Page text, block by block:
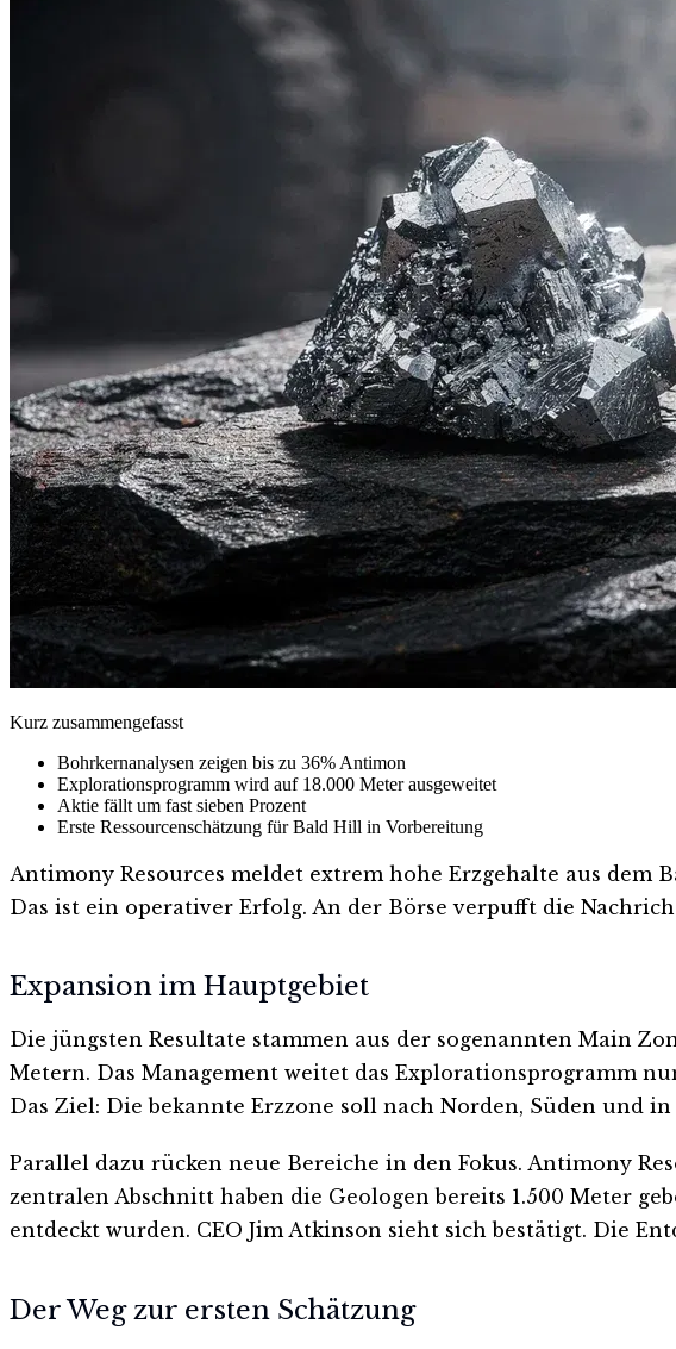
Kurz zusammengefasst
Bohrkernanalysen zeigen bis zu 36% Antimon
Explorationsprogramm wird auf 18.000 Meter ausgeweitet
Aktie fällt um fast sieben Prozent
Erste Ressourcenschätzung für Bald Hill in Vorbereitung
Antimony Resources meldet extrem hohe Erzgehalte aus dem
Das ist ein operativer Erfolg. An der Börse verpufft die
Expansion im Hauptgebiet
Die jüngsten Resultate stammen aus der sogenannten Main
Metern. Das Management weitet das Explorationsprogramm
Das Ziel: Die bekannte Erzzone soll nach Norden, Süden und
Parallel dazu rücken neue Bereiche in den Fokus. Antimony
zentralen Abschnitt haben die Geologen bereits 1.500 Meter
entdeckt wurden. CEO Jim Atkinson sieht sich bestätigt. Die
Der Weg zur ersten Schätzung